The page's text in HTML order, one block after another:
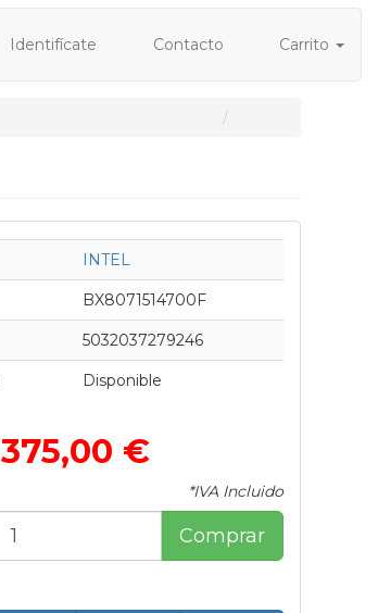
Identifícate Contacto Carrito
INTEL
BX8071514700F
5032037279246
Disponible
375,00 €
*IVA Incluido
Comprar